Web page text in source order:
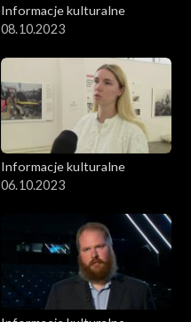
Informacje kulturalne
08.10.2023
Informacje kulturalne
06.10.2023